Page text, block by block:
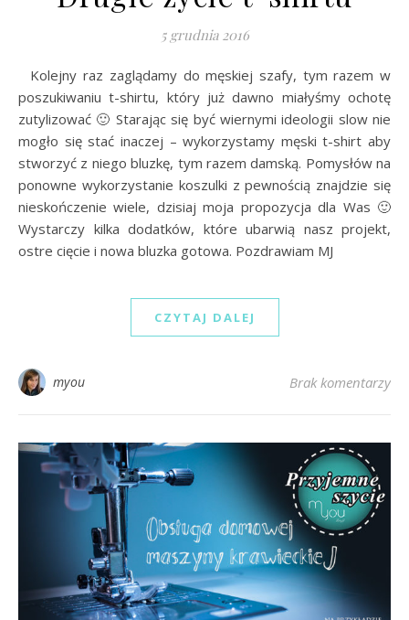
5 grudnia 2016
Kolejny raz zaglądamy do męskiej szafy, tym razem w
poszukiwaniu t-shirtu, który już dawno miałyśmy ochotę
zutylizować 🙂 Starając się być wiernymi ideologii slow nie
mogło się stać inaczej – wykorzystamy męski t-shirt aby
stworzyć z niego bluzkę, tym razem damską. Pomysłów na
ponowne wykorzystanie koszulki z pewnością znajdzie się
nieskończenie wiele, dzisiaj moja propozycja dla Was 🙂
Wystarczy kilka dodatków, które ubarwią nasz projekt,
ostre cięcie i nowa bluzka gotowa. Pozdrawiam MJ
CZYTAJ DALEJ
myou Brak komentarzy